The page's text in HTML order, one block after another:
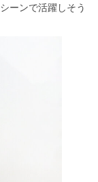
ーンで活躍しそう